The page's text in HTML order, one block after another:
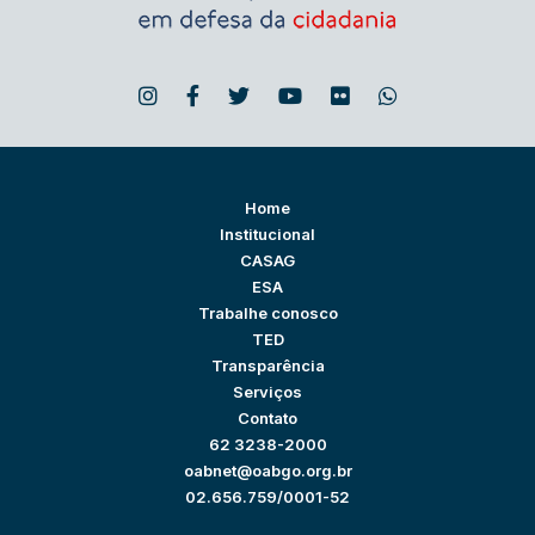
Home
Institucional
CASAG
ESA
Trabalhe conosco
TED
Transparência
Serviços
Contato
62 3238-2000
oabnet@oabgo.org.br
02.656.759/0001-52